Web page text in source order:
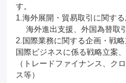
す。
1.海外展開・貿易取引に関す
海外進出支援、外国為替取
2.国際業務に関する企画・戦略
国際ビジネスに係る戦略立案
（トレードファイナンス、ク
ス等）